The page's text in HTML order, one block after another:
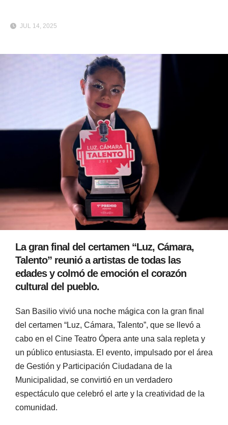
JUL 14, 2025
La gran final del certamen “Luz, Cámara,
Talento” reunió a artistas de todas las
edades y colmó de emoción el corazón
cultural del pueblo.
San Basilio vivió una noche mágica con la gran final
del certamen “Luz, Cámara, Talento”, que se llevó a
cabo en el Cine Teatro Ópera ante una sala repleta y
un público entusiasta. El evento, impulsado por el área
de Gestión y Participación Ciudadana de la
Municipalidad, se convirtió en un verdadero
espectáculo que celebró el arte y la creatividad de la
comunidad.